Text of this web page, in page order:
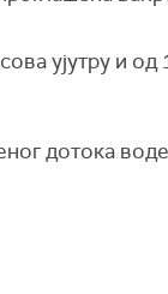
ујутру и
дотока